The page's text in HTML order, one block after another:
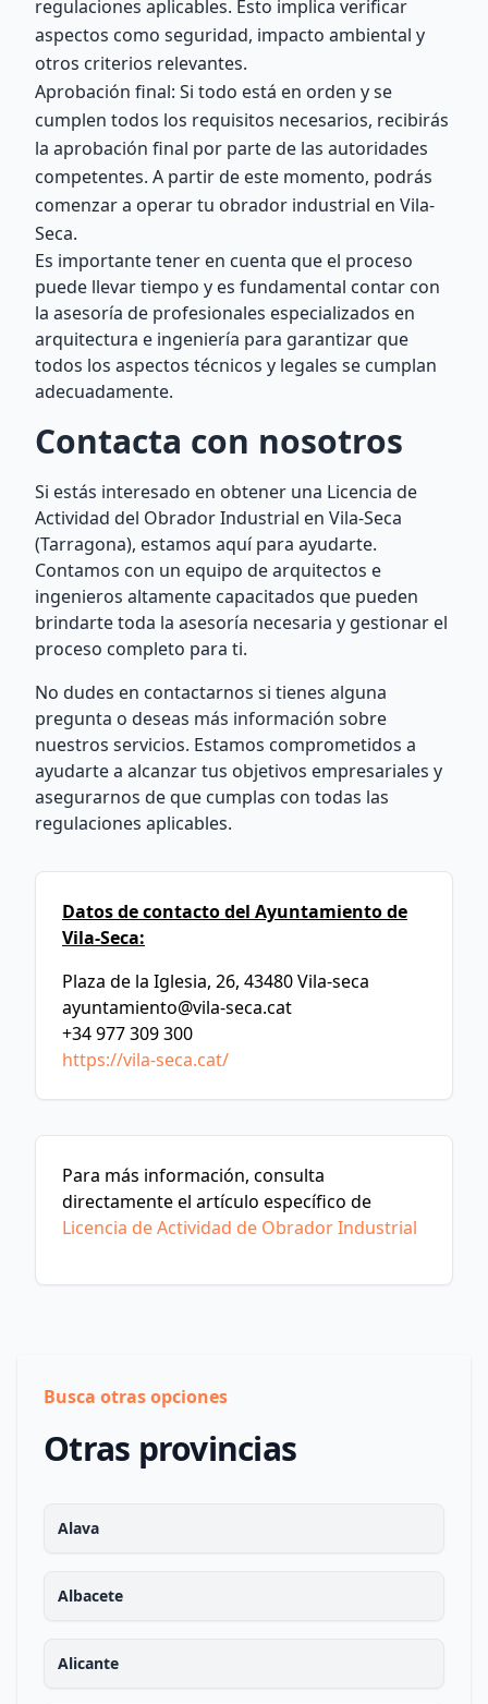
regulaciones aplicables. Esto implica verificar
aspectos como seguridad, impacto ambiental y
otros criterios relevantes.
Aprobación final: Si todo está en orden y se
cumplen todos los requisitos necesarios, recibirás
la aprobación final por parte de las autoridades
competentes. A partir de este momento, podrás
comenzar a operar tu obrador industrial en Vila-
Seca.
Es importante tener en cuenta que el proceso
puede llevar tiempo y es fundamental contar con
la asesoría de profesionales especializados en
arquitectura e ingeniería para garantizar que
todos los aspectos técnicos y legales se cumplan
adecuadamente.
Contacta con nosotros
Si estás interesado en obtener una Licencia de
Actividad del Obrador Industrial en Vila-Seca
(Tarragona), estamos aquí para ayudarte.
Contamos con un equipo de arquitectos e
ingenieros altamente capacitados que pueden
brindarte toda la asesoría necesaria y gestionar el
proceso completo para ti.
No dudes en contactarnos si tienes alguna
pregunta o deseas más información sobre
nuestros servicios. Estamos comprometidos a
ayudarte a alcanzar tus objetivos empresariales y
asegurarnos de que cumplas con todas las
regulaciones aplicables.
Datos de contacto del Ayuntamiento de
Vila-Seca:
Plaza de la Iglesia, 26, 43480 Vila-seca
ayuntamiento@vila-seca.cat
+34 977 309 300
https://vila-seca.cat/
Para más información, consulta
directamente el artículo específico de
Licencia de Actividad de Obrador Industrial
Busca otras opciones
Otras provincias
Alava
Albacete
Alicante